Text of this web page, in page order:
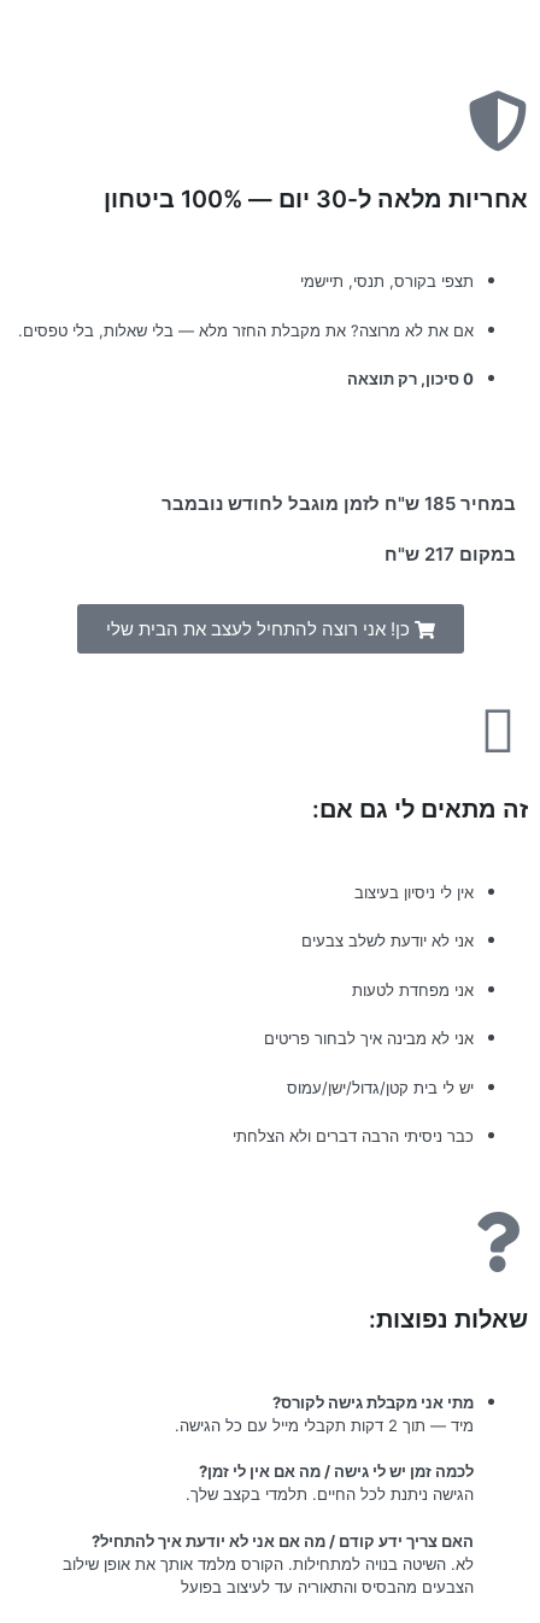
אחריות מלאה ל-30 יום — 100% ביטחון
תצפי בקורס, תנסי, תיישמי
אם את לא מרוצה? את מקבלת החזר מלא — בלי שאלות, בלי טפסים.
0 סיכון, רק תוצאה
במחיר 185 ש"ח לזמן מוגבל לחודש נובמבר
במקום 217 ש"ח
כן! אני רוצה להתחיל לעצב את הבית שלי
זה מתאים לי גם אם:
אין לי ניסיון בעיצוב
אני לא יודעת לשלב צבעים
אני מפחדת לטעות
אני לא מבינה איך לבחור פריטים
יש לי בית קטן/גדול/ישן/עמוס
כבר ניסיתי הרבה דברים ולא הצלחתי
שאלות נפוצות:
מתי אני מקבלת גישה לקורס?
מיד — תוך 2 דקות תקבלי מייל עם כל הגישה.
לכמה זמן יש לי גישה / מה אם אין לי זמן?
הגישה ניתנת לכל החיים. תלמדי בקצב שלך.
האם צריך ידע קודם / מה אם אני לא יודעת איך להתחיל?
לא. השיטה בנויה למתחילות. הקורס מלמד אותך את אופן שילוב
הצבעים מהבסיס והתאוריה עד לעיצוב בפועל